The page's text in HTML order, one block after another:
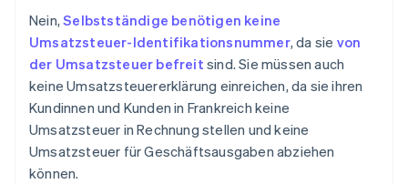
Nein,Selbstständige benötigen keine
Umsatzsteuer-Identifikationsnummer, da sie von
der Umsatzsteuer befreit sind. Sie müssen auch
keine Umsatzsteuererklärung einreichen, da sie ihren
Kundinnen und Kunden in Frankreich keine
Umsatzsteuer in Rechnung stellen und keine
Umsatzsteuer für Geschäftsausgaben abziehen
können.